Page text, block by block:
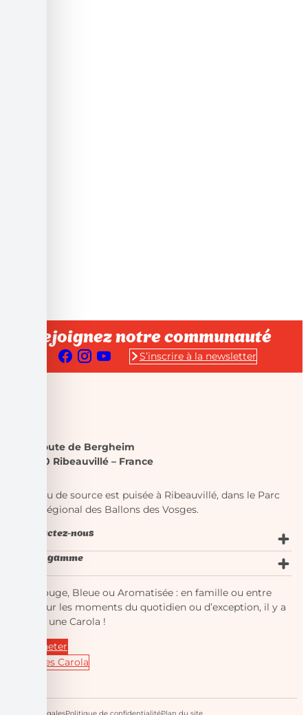
Rejoignez notre communauté
S’inscrire à la newsletter
48 route de Bergheim
68150 Ribeauvillé – France
Notre eau de source est puisée à Ribeauvillé, dans le Parc
naturel régional des Ballons des Vosges.
Contactez-nous
Notre gamme
Verte, Rouge, Bleue ou Aromatisée : en famille ou entre
amis, pour les moments du quotidien ou d’exception, il y a
toujours une Carola !
où acheter
Goodies Carola